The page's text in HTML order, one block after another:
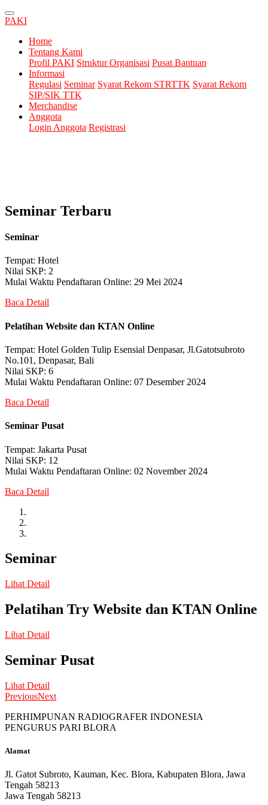
PAKI
Home
Tentang Kami
Profil PAKI Struktur Organisasi Pusat Bantuan
Informasi
Regulasi Seminar Syarat Rekom STRTTK Syarat Rekom
SIP/SIK TTK
Merchandise
Anggota
Login Anggota Registrasi
Seminar Terbaru
Seminar
Tempat: Hotel
Nilai SKP: 2
Mulai Waktu Pendaftaran Online: 29 Mei 2024
Baca Detail
Pelatihan Website dan KTAN Online
Tempat: Hotel Golden Tulip Esensial Denpasar, Jl.Gatotsubroto
No.101, Denpasar, Bali
Nilai SKP: 6
Mulai Waktu Pendaftaran Online: 07 Desember 2024
Baca Detail
Seminar Pusat
Tempat: Jakarta Pusat
Nilai SKP: 12
Mulai Waktu Pendaftaran Online: 02 November 2024
Baca Detail
Seminar
Lihat Detail
Pelatihan Try Website dan KTAN Online
Lihat Detail
Seminar Pusat
Lihat Detail
PreviousNext
PERHIMPUNAN RADIOGRAFER INDONESIA
PENGURUS PARI BLORA
Alamat
Jl. Gatot Subroto, Kauman, Kec. Blora, Kabupaten Blora, Jawa
Tengah 58213
Jawa Tengah 58213